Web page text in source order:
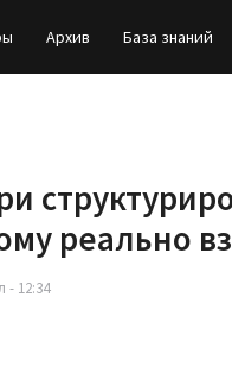
Архив База знаний
реально
- 12:34